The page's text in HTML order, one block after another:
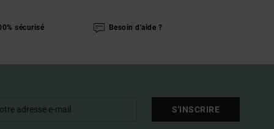
sécurisé Besoin d'aide ?
S'INSCRIRE